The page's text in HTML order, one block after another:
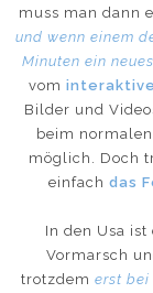
muss man dann
und wenn einem
Minuten ein
vom
Bilder und
beim
möglich. Doch
einfach das
In den Usa
Vormarsch
trotzdem erst bei